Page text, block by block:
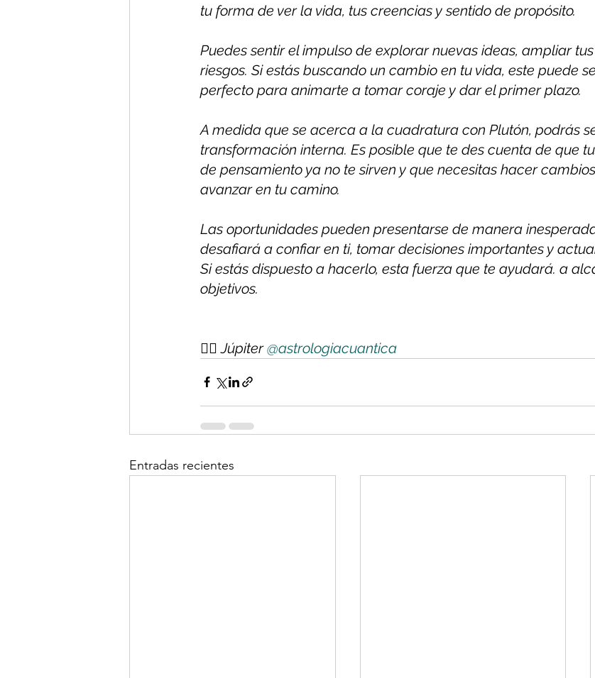
tu forma de ver la vida, tus creencias y sentido de propósito.
Puedes sentir el impulso de explorar nuevas ideas, ampliar
riesgos. Si estás buscando un cambio en tu vida, este puede
perfecto para animarte a tomar coraje y dar el primer plazo.
A medida que se acerca a la cuadratura con Plutón, podrás
transformación interna. Es posible que te des cuenta de que
de pensamiento ya no te sirven y que necesitas hacer
avanzar en tu camino.
Las oportunidades pueden presentarse de manera
desafiará a confiar en ti, tomar decisiones importantes y
Si estás dispuesto a hacerlo, esta fuerza que te ayudará. a
objetivos.
✍🏻 Júpiter @astrologiacuantica
Entradas recientes